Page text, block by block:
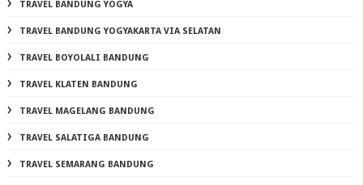
TRAVEL BANDUNG YOGYA
TRAVEL BANDUNG YOGYAKARTA VIA SELATAN
TRAVEL BOYOLALI BANDUNG
TRAVEL KLATEN BANDUNG
TRAVEL MAGELANG BANDUNG
TRAVEL SALATIGA BANDUNG
TRAVEL SEMARANG BANDUNG